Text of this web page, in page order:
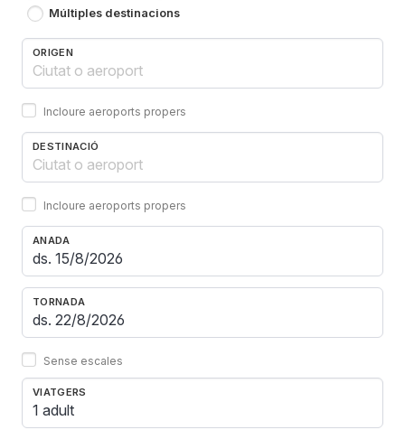
Múltiples destinacions
ORIGEN
Incloure aeroports propers
DESTINACIÓ
Incloure aeroports propers
ANADA
TORNADA
Sense escales
VIATGERS
1 adult